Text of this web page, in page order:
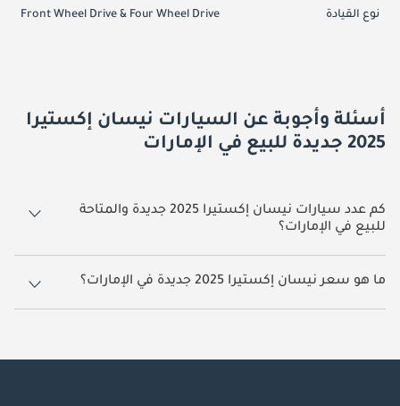
نوع القيادة Front Wheel Drive & Four Wheel Drive
أسئلة وأجوبة عن السيارات نيسان إكستيرا
2025 جديدة للبيع في الإمارات
كم عدد سيارات نيسان إكستيرا 2025 جديدة والمتاحة
للبيع في الإمارات؟
10 سيارة نيسان إكستيرا 2025 جديدة متوفرة للبيع في الإمارات.
ما هو سعر نيسان إكستيرا 2025 جديدة في الإمارات؟
يبدأ سعر سيارة نيسان إكستيرا 2025 جديدة في الإمارات 99,000.